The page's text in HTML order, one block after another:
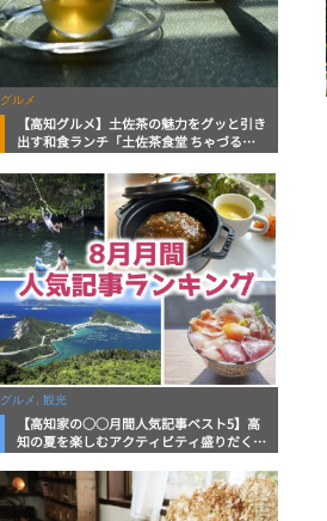
グルメ
【高知グルメ】土佐茶の魅力をグッと引き
出す和食ランチ「土佐茶食堂 ちゃづる」
グルメ, 観光
【高知家の○○月間人気記事ベスト5】高
知の夏を楽しむアクティビティ盛りだくさ